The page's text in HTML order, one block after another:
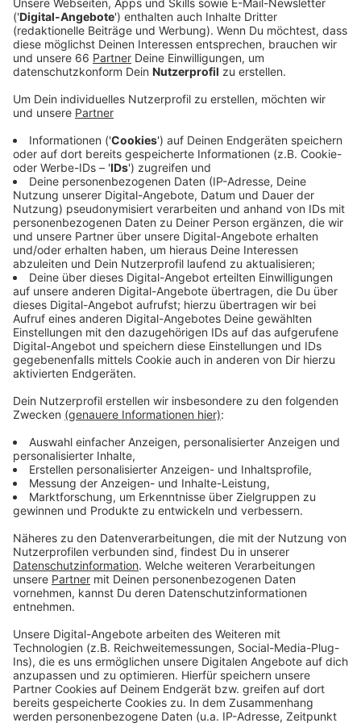
Gegenprotest aufgerufen.
Veröffentlicht:Samstag, 05.02.2022 07:38
Anzeige
Die Parteien rufen dazu auf, sich der Demo von
Düsseldorf stellt sich quer anzuschließen. Sie startet
um 15 Uhr am Corneliusplatz an der Kö. Alternativ solle
man sich an die Strecke der Querdenker stellen und
seinen Protest deutlich machen. Dabei sei es auch
wichtig, die Hygienemaßnahmen zu beachten und
dauerhaft FFP2-Maske zu tragen. Die Querdenker-
Demo startet um 15 Uhr am Johannes-Rau-Platz.
Angemeldet sind 4.000 Teilnehmende.
Anzeige
Weitere Infos und Links zum Thema
Anzeige
Das ist der Aufruf der demokratischen Parteien in
Düsseldorf zum Gegenprotest
Demos
Unsere Berichterstattung nach dem Erscheinen
des Aufrufs
Neue Impfkampagne vorgestellt
Anzeige